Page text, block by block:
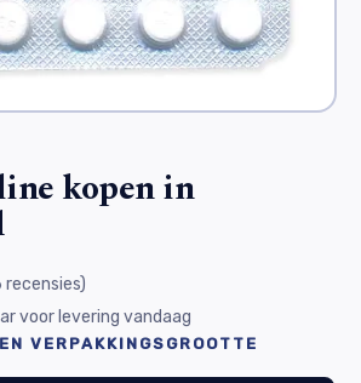
kopen in
recensies)
voor levering vandaag
VERPAKKINGSGROOTTE